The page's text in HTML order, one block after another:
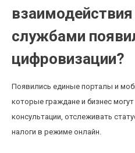
службами
цифровизации?
Появились единые порталы и
которые граждане и бизнес
консультации, отслеживать
налоги в режиме онлайн.